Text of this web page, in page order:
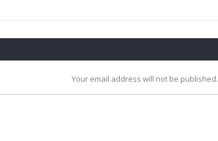
Your email address will not be published.